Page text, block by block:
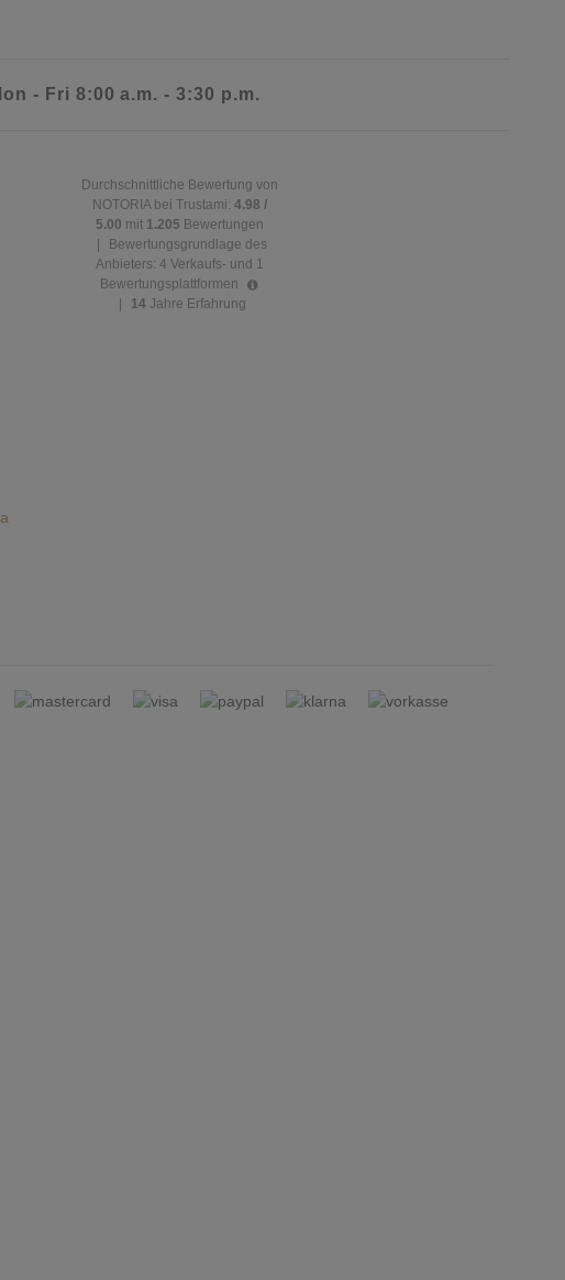
- Fri 8:00 a.m. - 3:30 p.m.
Durchschnittliche Bewertung von
NOTORIA bei Trustami: 4.98 /
5.00 mit 1.205 Bewertungen
Bewertungsgrundlage des
Anbieters: 4 Verkaufs- und 1
Bewertungsplattformen
14 Jahre Erfahrung